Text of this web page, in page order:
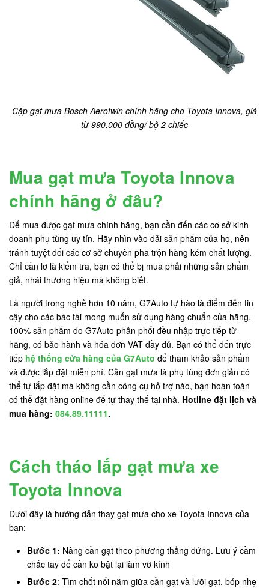
Cặp gạt mưa Bosch Aerotwin chính hãng cho Toyota Innova, giá
từ 990.000 đồng/ bộ 2 chiếc
Mua gạt mưa Toyota Innova
chính hãng ở đâu?
Để mua được gạt mưa chính hãng, bạn cần đến các cơ sở kinh
doanh phụ tùng uy tín. Hãy nhìn vào dải sản phẩm của họ, nên
tránh tuyệt đối các cơ sở chuyên pha trộn hàng kém chất lượng.
Chỉ cần lơ là kiểm tra, bạn có thể bị mua phải những sản phẩm
giả, nhái thương hiệu mà không biết.
Là người trong nghề hơn 10 năm, G7Auto tự hào là điểm đến tin
cậy cho các bác tài mong muốn sử dụng hàng chuẩn của hãng.
100% sản phẩm do G7Auto phân phối đều nhập trực tiếp từ
hãng, có bảo hành và hóa đơn VAT đầy đủ. Bạn có thể đến trực
tiếp hệ thống cửa hàng của G7Auto để tham khảo sản phẩm
và được lắp đặt miễn phí. Cần gạt mưa là phụ tùng đơn giản có
thể tự lắp đặt mà không cần công cụ hỗ trợ nào, bạn hoàn toàn
có thể đặt hàng online để tự thay thế tại nhà. Hotline đặt lịch và
mua hàng: 084.89.11111.
Cách tháo lắp gạt mưa xe
Toyota Innova
Dưới đây là hướng dẫn thay gạt mưa cho xe Toyota Innova của
bạn:
Bước 1: Nâng cần gạt theo phương thẳng đứng. Lưu ý cầm
chắc tay để cần ko bật lại làm vỡ kính
Bước 2: Tìm chốt nối nằm giữa cần gạt và lưỡi gạt, bóp nhẹ